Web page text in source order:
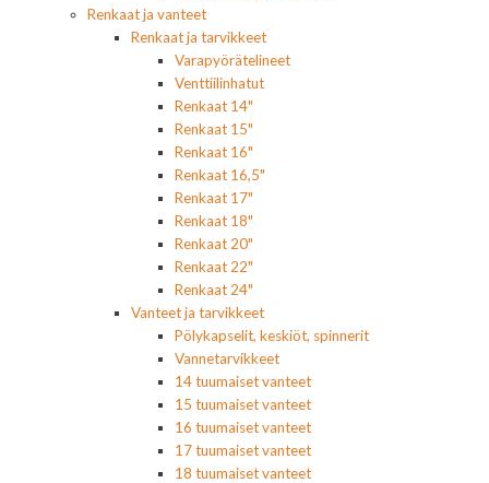
Renkaat ja vanteet
Renkaat ja tarvikkeet
Varapyörätelineet
Venttiilinhatut
Renkaat 14"
Renkaat 15"
Renkaat 16"
Renkaat 16,5"
Renkaat 17"
Renkaat 18"
Renkaat 20"
Renkaat 22"
Renkaat 24"
Vanteet ja tarvikkeet
Pölykapselit, keskiöt, spinnerit
Vannetarvikkeet
14 tuumaiset vanteet
15 tuumaiset vanteet
16 tuumaiset vanteet
17 tuumaiset vanteet
18 tuumaiset vanteet